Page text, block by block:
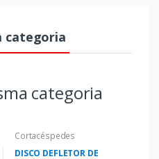
categoria
categoria
Cortacéspedes
DISCO DEFLETOR DE